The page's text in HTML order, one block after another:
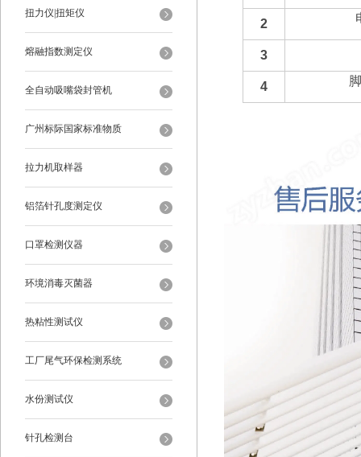
扭力仪|扭矩仪
熔融指数测定仪
全自动吸嘴袋封管机
广州标际国家标准物质
拉力机取样器
铝箔针孔度测定仪
口罩检测仪器
环境消毒灭菌器
热粘性测试仪
工厂尾气环保检测系统
水份测试仪
针孔检测台
2
3
4